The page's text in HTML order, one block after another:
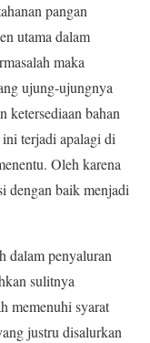
pangan
utama dalam
maka
ujung-ujungnya
ketersediaan bahan
terjadi apalagi di
Oleh karena
dengan baik menjadi
dalam penyaluran
sulitnya
memenuhi syarat
justru disalurkan